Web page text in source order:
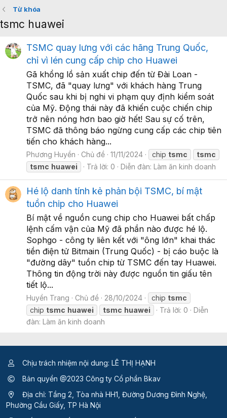
Từ khóa
tsmc huawei
TSMC quay lưng với các hãng Trung Quốc,
chỉ vì lén cung cấp chip cho Huawei
Gã khổng lồ sản xuất chip đến từ Đài Loan -
TSMC, đã "quay lưng" với khách hàng Trung
Quốc sau khi bị nghi vi phạm quy định kiểm soát
của Mỹ. Động thái này đã khiến cuộc chiến chip
trở nên nóng hơn bao giờ hết! Sau sự cố trên,
TSMC đã thông báo ngừng cung cấp các chip tiên
tiến cho khách hàng...
Phương Huyền Chủ đề 11/11/2024 chip tsmc
tsmc
tsmc huawei Trả lời: 0 Diễn đàn: Làm ăn kinh doanh
Hé lộ danh tính kẻ phản bội TSMC, bí mật
tuồn chip cho Huawei
Bí mật về nguồn cung chip cho Huawei bất chấp
lệnh cấm vận của Mỹ đã phần nào được hé lộ.
Sophgo - công ty liên kết với "ông lớn" khai thác
tiền điện tử Bitmain (Trung Quốc) - bị cáo buộc là
"đường dây" tuồn chip từ TSMC đến tay Huawei.
Thông tin động trời này được nguồn tin giấu tên
tiết lộ...
Huyền Trang Chủ đề 28/10/2024 chip tsmc
chip tsmc huawei tsmc huawei Trả lời: 0
Diễn
đàn: Làm ăn kinh doanh
Chịu trách nhiệm nội dung: LÊ THỊ HẠNH
Bản quyền @2023 Công ty Cổ phần Bkav
Địa chỉ: Tầng 2, Tòa nhà HH1, Đường Dương Đình Nghệ,
Phường Cầu Giấy, TP Hà Nội